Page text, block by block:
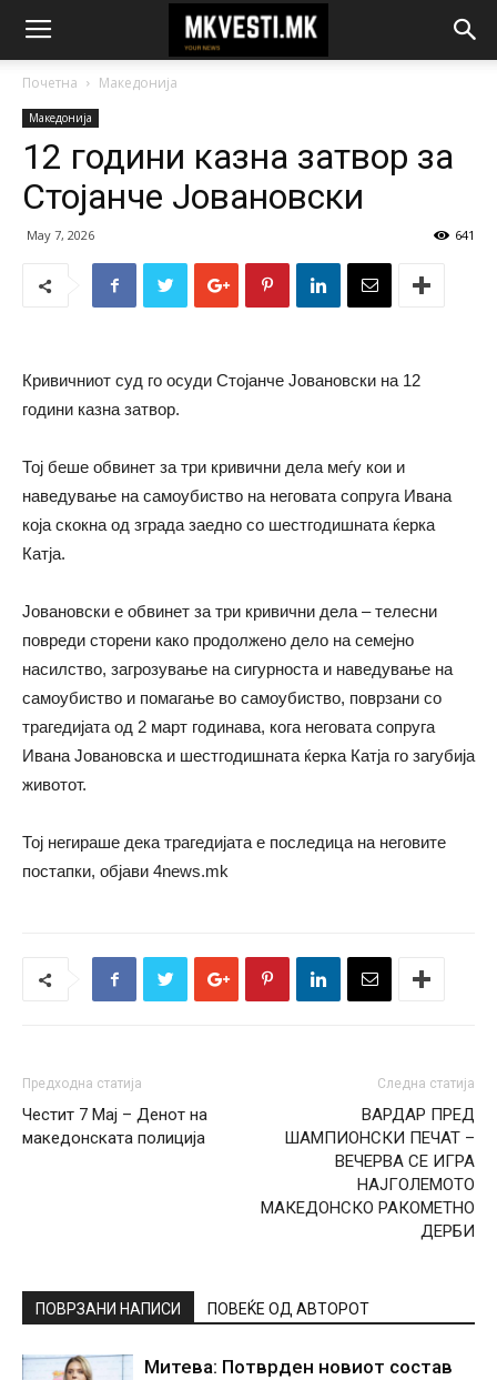
Почетна Македонија
Македонија
12 години казна затвор за
Стојанче Јовановски
May 7, 2026 641
Кривичниот суд го осуди Стојанче Јовановски на 12
години казна затвор.
Тој беше обвинет за три кривични дела меѓу кои и
наведување на самоубиство на неговата сопруга Ивана
која скокна од зграда заедно со шестгодишната ќерка
Катја.
Јовановски е обвинет за три кривични дела – телесни
повреди сторени како продолжено дело на семејно
насилство, загрозување на сигурноста и наведување на
самоубиство и помагање во самоубиство, поврзани со
трагедијата од 2 март годинава, кога неговата сопруга
Ивана Јовановска и шестгодишната ќерка Катја го загубија
животот.
Тој негираше дека трагедијата е последица на неговите
постапки, објави 4news.mk
Предходна статија
Честит 7 Мај – Денот на
македонската полиција
Следна статија
ВАРДАР ПРЕД
ШАМПИОНСКИ ПЕЧАТ –
ВЕЧЕРВА СЕ ИГРА
НАЈГОЛЕМОТО
МАКЕДОНСКО РАКОМЕТНО
ДЕРБИ
ПОВРЗАНИ НАПИСИ ПОВЕЌЕ ОД АВТОРОТ
Митева: Потврден новиот состав